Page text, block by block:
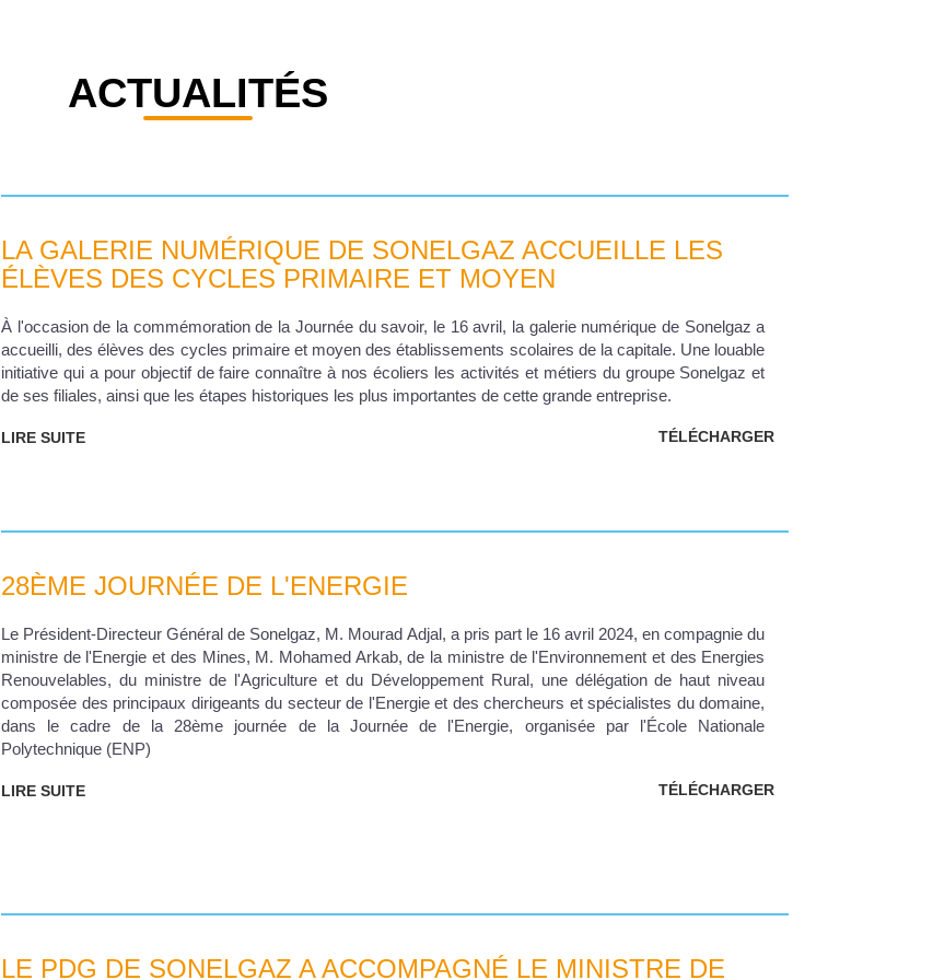
ACTUALITÉS
LA GALERIE NUMÉRIQUE DE SONELGAZ ACCUEILLE LES
ÉLÈVES DES CYCLES PRIMAIRE ET MOYEN
À l'occasion de la commémoration de la Journée du savoir, le 16 avril, la galerie numérique de Sonelgaz a
accueilli, des élèves des cycles primaire et moyen des établissements scolaires de la capitale. Une louable
initiative qui a pour objectif de faire connaître à nos écoliers les activités et métiers du groupe Sonelgaz et
de ses filiales, ainsi que les étapes historiques les plus importantes de cette grande entreprise.
LIRE SUITE TÉLÉCHARGER
28ÈME JOURNÉE DE L'ENERGIE
Le Président-Directeur Général de Sonelgaz, M. Mourad Adjal, a pris part le 16 avril 2024, en compagnie du
ministre de l'Energie et des Mines, M. Mohamed Arkab, de la ministre de l'Environnement et des Energies
Renouvelables, du ministre de l'Agriculture et du Développement Rural, une délégation de haut niveau
composée des principaux dirigeants du secteur de l'Energie et des chercheurs et spécialistes du domaine,
dans le cadre de la 28ème journée de la Journée de l'Energie, organisée par l'École Nationale
Polytechnique (ENP)
LIRE SUITE TÉLÉCHARGER
LE PDG DE SONELGAZ A ACCOMPAGNÉ LE MINISTRE DE